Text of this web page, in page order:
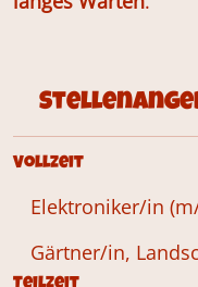
Vollzeit
Elektroniker/in
Gärtner/in,